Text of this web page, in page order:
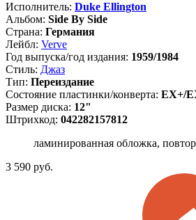
Исполнитель: Duke Ellington
Альбом: Side By Side
Страна: Германия
Лейбл: Verve
Год выпуска/год издания: 1959/1984
Стиль: Джаз
Тип: Переиздание
Состояние пластинки/конверта: EX+/
Размер диска: 12"
Штрихкод: 042282157812
ламинированная обложка,
3 590 руб.